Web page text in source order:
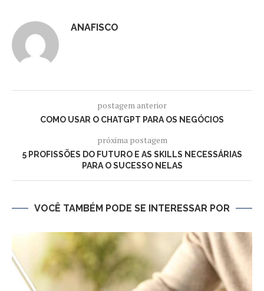
ANAFISCO
postagem anterior
COMO USAR O CHATGPT PARA OS NEGÓCIOS
próxima postagem
5 PROFISSÕES DO FUTURO E AS SKILLS NECESSÁRIAS
PARA O SUCESSO NELAS
VOCÊ TAMBÉM PODE SE INTERESSAR POR